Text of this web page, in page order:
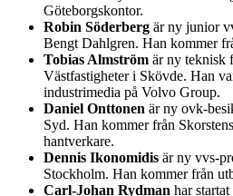
Göteborgskontor.
Robin Söderberg är ny junior
Bengt Dahlgren. Han kommer
Tobias Almström är ny teknisk
Västfastigheter i Skövde. Han
industrimedia på Volvo Group.
Daniel Onttonen är ny ovk-
Syd. Han kommer från
hantverkare.
Dennis Ikonomidis är ny vvs-
Stockholm. Han kommer från
Carl-Johan Rydman har